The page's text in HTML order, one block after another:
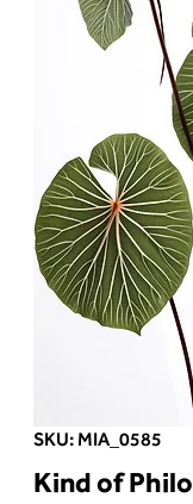
SKU: MIA_0585
Kind of Philo